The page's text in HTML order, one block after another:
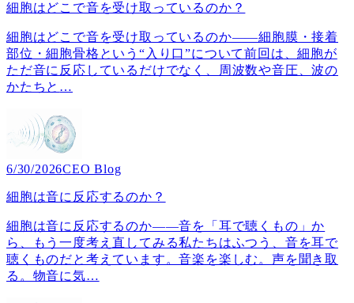
細胞はどこで音を受け取っているのか？
細胞はどこで音を受け取っているのか――細胞膜・接着
部位・細胞骨格という“入り口”について前回は、細胞が
ただ音に反応しているだけでなく、周波数や音圧、波の
かたちと …
6/30/2026CEO Blog
細胞は音に反応するのか？
細胞は音に反応するのか――音を「耳で聴くもの」か
ら、もう一度考え直してみる私たちはふつう、音を耳で
聴くものだと考えています。音楽を楽しむ。声を聞き取
る。物音に気…